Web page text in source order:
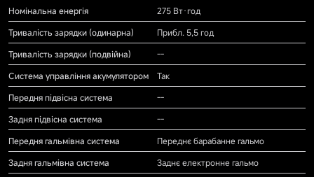
Номінальна енергія
275 Вт·год
Тривалість зарядки (одинарна)
Прибл. 5,5 год
Тривалість зарядки (подвійна)
--
Система управління акумулятором
Так
Передня підвісна система
--
Задня підвісна система
--
Передня гальмівна система
Переднє барабанне гальмо
Задня гальмівна система
Заднє електронне гальмо